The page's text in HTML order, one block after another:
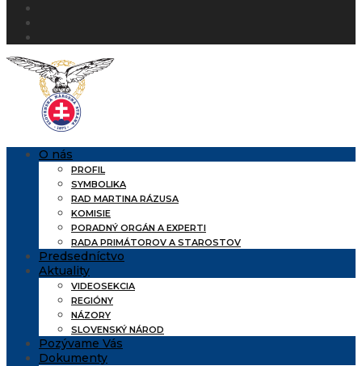
O nás
PROFIL
SYMBOLIKA
RAD MARTINA RÁZUSA
KOMISIE
PORADNÝ ORGÁN A EXPERTI
RADA PRIMÁTOROV A STAROSTOV
Predsedníctvo
Aktuality
VIDEOSEKCIA
REGIÓNY
NÁZORY
SLOVENSKÝ NÁROD
Pozývame Vás
Dokumenty